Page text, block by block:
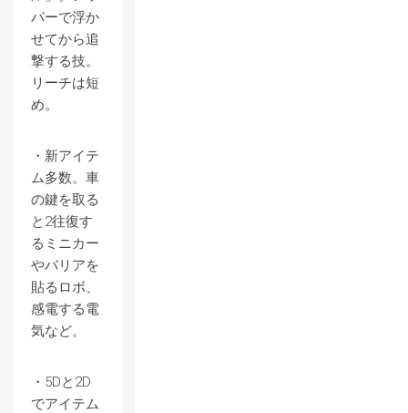
パーで浮か
せてから追
撃する技。
リーチは短
め。
・新アイテ
ム多数。車
の鍵を取る
と2往復す
るミニカー
やバリアを
貼るロボ、
感電する電
気など。
・5Dと2D
でアイテム